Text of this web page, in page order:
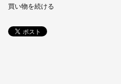
買い物を続ける